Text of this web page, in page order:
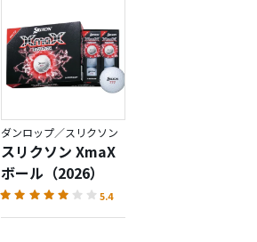
ダンロップ／スリクソン
スリクソン XmaX
ボール（2026）
5.4